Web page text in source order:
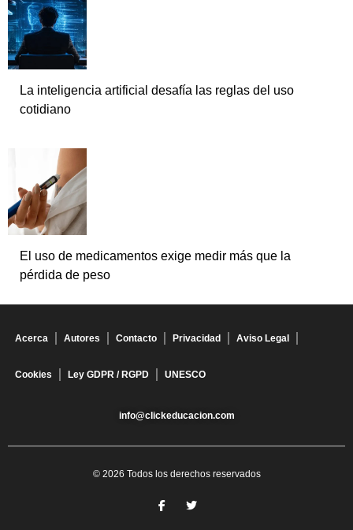
La inteligencia artificial desafía las reglas del uso
cotidiano
El uso de medicamentos exige medir más que la
pérdida de peso
Acerca Autores Contacto Privacidad Aviso Legal
Cookies Ley GDPR / RGPD UNESCO
info@clickeducacion.com
© 2026 Todos los derechos reservados